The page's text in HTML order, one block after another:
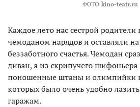
ФОТО kino-teatr.ru
Каждое лето нас сестрой
чемоданом нарядов и оставляли
беззаботного счастья. Чемодан
диван, а из скрипучего шифоньера
поношенные штаны и олимпийки
которых было очень удобно
гаражам.